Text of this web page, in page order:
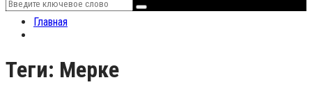
for:
Search
Главная
Теги: Мерке